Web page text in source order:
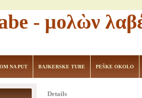
- μολὼν
NA PUT BAJKERSKE TURE PEŠKE OKOLO
Details